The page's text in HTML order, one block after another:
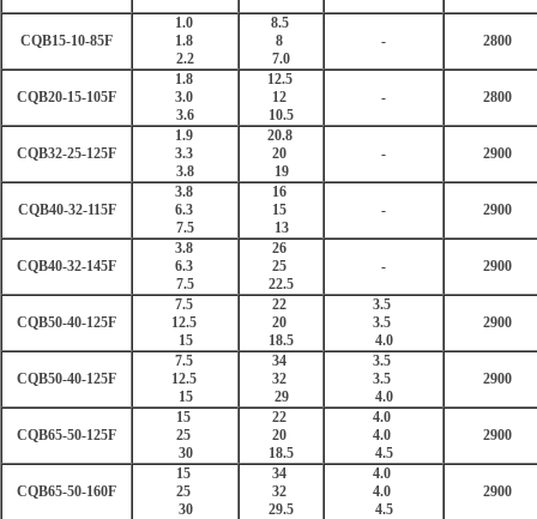
CQB15-10-85F
1.0
1.8
2.2
8.5
8
7.0
- 2800
CQB20-15-105F
1.8
3.0
3.6
12.5
12
10.5
- 2800
CQB32-25-125F
1.9
3.3
3.8
20.8
20
19
- 2900
CQB40-32-115F
3.8
6.3
7.5
16
15
13
- 2900
CQB40-32-145F
3.8
6.3
7.5
26
25
22.5
- 2900
CQB50-40-125F
7.5
12.5
15
22
20
18.5
3.5
3.5
4.0
2900
CQB50-40-125F
7.5
12.5
15
34
32
29
3.5
3.5
4.0
2900
CQB65-50-125F
15
25
30
22
20
18.5
4.0
4.0
4.5
2900
CQB65-50-160F
15
25
30
34
32
29.5
4.0
4.0
4.5
2900